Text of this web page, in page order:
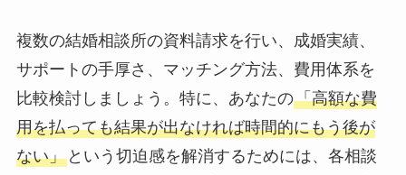
複数の結婚相談所の資料請求を行い、成婚実績、
サポートの手厚さ、マッチング方法、費用体系を
比較検討しましょう。特に、あなたの「高額な費
用を払っても結果が出なければ時間的にもう後が
ない」という切迫感を解消するためには、各相談